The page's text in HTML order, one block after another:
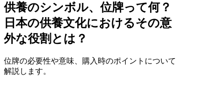
供養のシンボル、位牌って何？
日本の供養文化におけるその意
外な役割とは？
位牌の必要性や意味、購入時のポイントについて
解説します。